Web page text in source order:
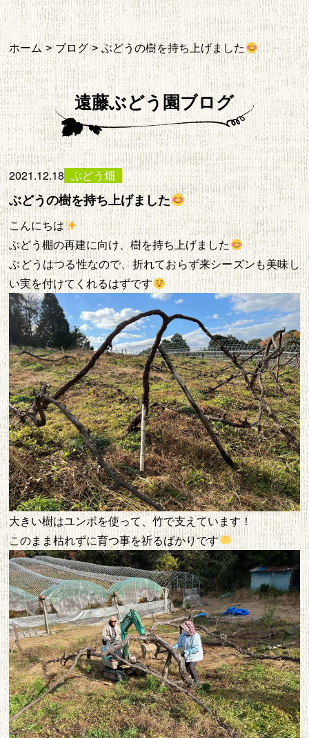
ホーム ブログ ぶどうの樹を持ち上げました
遠藤ぶどう園ブログ
2021.12.18 ぶどう畑
ぶどうの樹を持ち上げました
こんにちは
ぶどう棚の再建に向け、樹を持ち上げました
ぶどうはつる性なので、折れておらず来シーズンも美味し
い実を付けてくれるはずです
大きい樹はユンボを使って、竹で支えています！
このまま枯れずに育つ事を祈るばかりです